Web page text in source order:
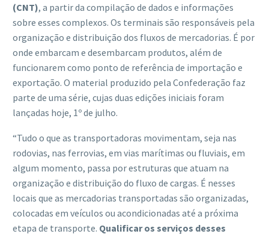
(CNT), a partir da compilação de dados e informações
sobre esses complexos. Os terminais são responsáveis pela
organização e distribuição dos fluxos de mercadorias. É por
onde embarcam e desembarcam produtos, além de
funcionarem como ponto de referência de importação e
exportação. O material produzido pela Confederação faz
parte de uma série, cujas duas edições iniciais foram
lançadas hoje, 1º de julho.
“Tudo o que as transportadoras movimentam, seja nas
rodovias, nas ferrovias, em vias marítimas ou fluviais, em
algum momento, passa por estruturas que atuam na
organização e distribuição do fluxo de cargas. É nesses
locais que as mercadorias transportadas são organizadas,
colocadas em veículos ou acondicionadas até a próxima
etapa de transporte. Qualificar os serviços desses